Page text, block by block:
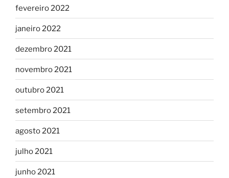
fevereiro 2022
janeiro 2022
dezembro 2021
novembro 2021
outubro 2021
setembro 2021
agosto 2021
julho 2021
junho 2021